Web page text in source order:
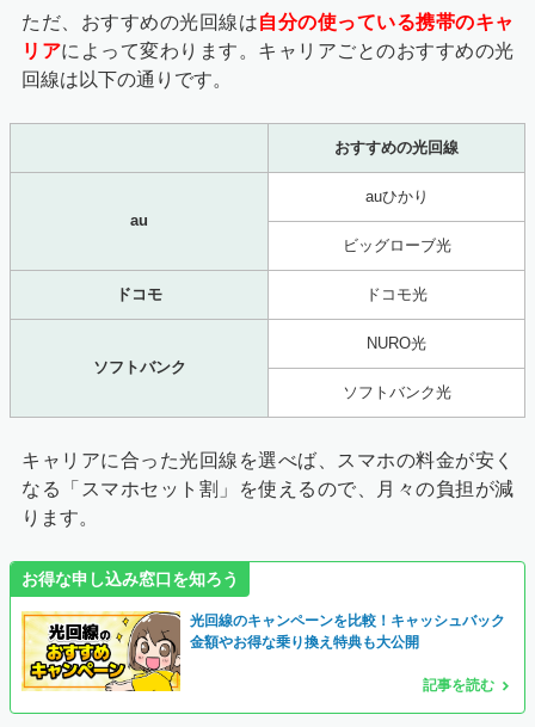
ただ、おすすめの光回線は自分の使っている携帯のキャ
リアによって変わります。キャリアごとのおすすめの光
回線は以下の通りです。
おすすめの光回線
au
auひかり
ビッグローブ光
ドコモ ドコモ光
ソフトバンク
NURO光
ソフトバンク光
キャリアに合った光回線を選べば、スマホの料金が安く
なる「スマホセット割」を使えるので、月々の負担が減
ります。
お得な申し込み窓口を知ろう
光回線のキャンペーンを比較！キャッシュバック
金額やお得な乗り換え特典も大公開
記事を読む